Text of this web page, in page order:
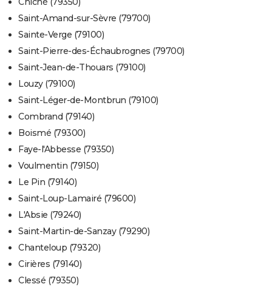
Saint-Amand-sur-Sèvre (79700)
Sainte-Verge (79100)
Saint-Pierre-des-Échaubrognes (79700)
Saint-Jean-de-Thouars (79100)
Louzy (79100)
Saint-Léger-de-Montbrun (79100)
Combrand (79140)
Boismé (79300)
Faye-l'Abbesse (79350)
Voulmentin (79150)
Le Pin (79140)
Saint-Loup-Lamairé (79600)
L'Absie (79240)
Saint-Martin-de-Sanzay (79290)
Chanteloup (79320)
Cirières (79140)
Clessé (79350)